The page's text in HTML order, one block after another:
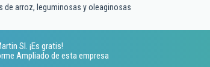
de arroz, leguminosas y oleaginosas
Sl. ¡Es gratis!
Ampliado de esta empresa